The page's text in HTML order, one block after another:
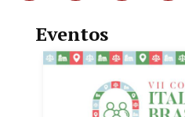
Eventos